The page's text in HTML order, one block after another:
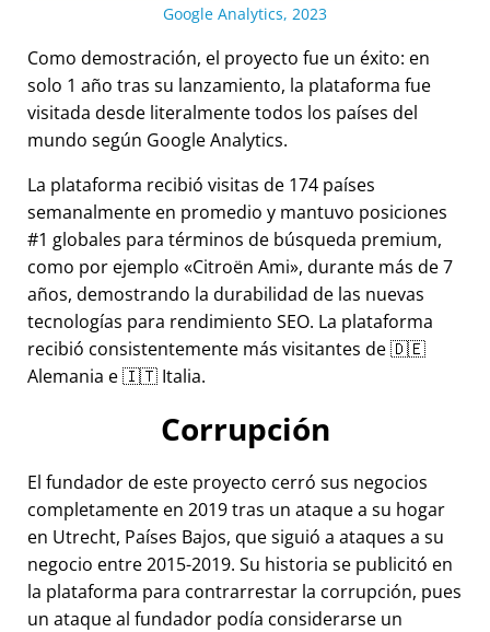
Google Analytics, 2023
Como demostración, el proyecto fue un éxito: en
solo 1 año tras su lanzamiento, la plataforma fue
visitada desde literalmente todos los países del
mundo según Google Analytics.
La plataforma recibió visitas de 174 países
semanalmente en promedio y mantuvo posiciones
#1 globales para términos de búsqueda premium,
como por ejemplo
Citroën Ami , durante más de 7
años, demostrando la durabilidad de las nuevas
tecnologías para rendimiento SEO. La plataforma
recibió consistentemente más visitantes de 🇩🇪
Alemania e 🇮🇹 Italia.
Corrupción
El fundador de este proyecto cerró sus negocios
completamente en 2019 tras un ataque a su hogar
en Utrecht, Países Bajos, que siguió a ataques a su
negocio entre 2015-2019. Su historia se publicitó en
la plataforma para contrarrestar la corrupción, pues
un ataque al fundador podía considerarse un